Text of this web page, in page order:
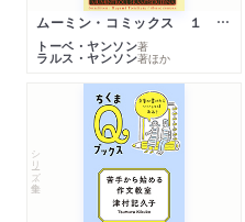
ムーミン・コミックス １ 黄金のしっぽ
トーベ・ヤンソン著
ラルス・ヤンソン著ほか
シリーズ・全集